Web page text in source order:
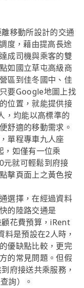
移動所設計的交通
度，藉由提高長途
成司機與乘客的雙
如國立草屯高級商
區到佳冬國中、佳
要Google地圖上找
位置，就能提供接
，均能以高標準的
舒適的移動需求。
單程專車九人座
，如僅有一位乘
就可輕鬆到府接
擊頁面上之黃色按
選擇，在經過資料
的陸路交通是
花費預算，iRent
是預設在2人時，
優缺點比較，更完
的常見問題。但假
府接送共乘服務，
詢）。